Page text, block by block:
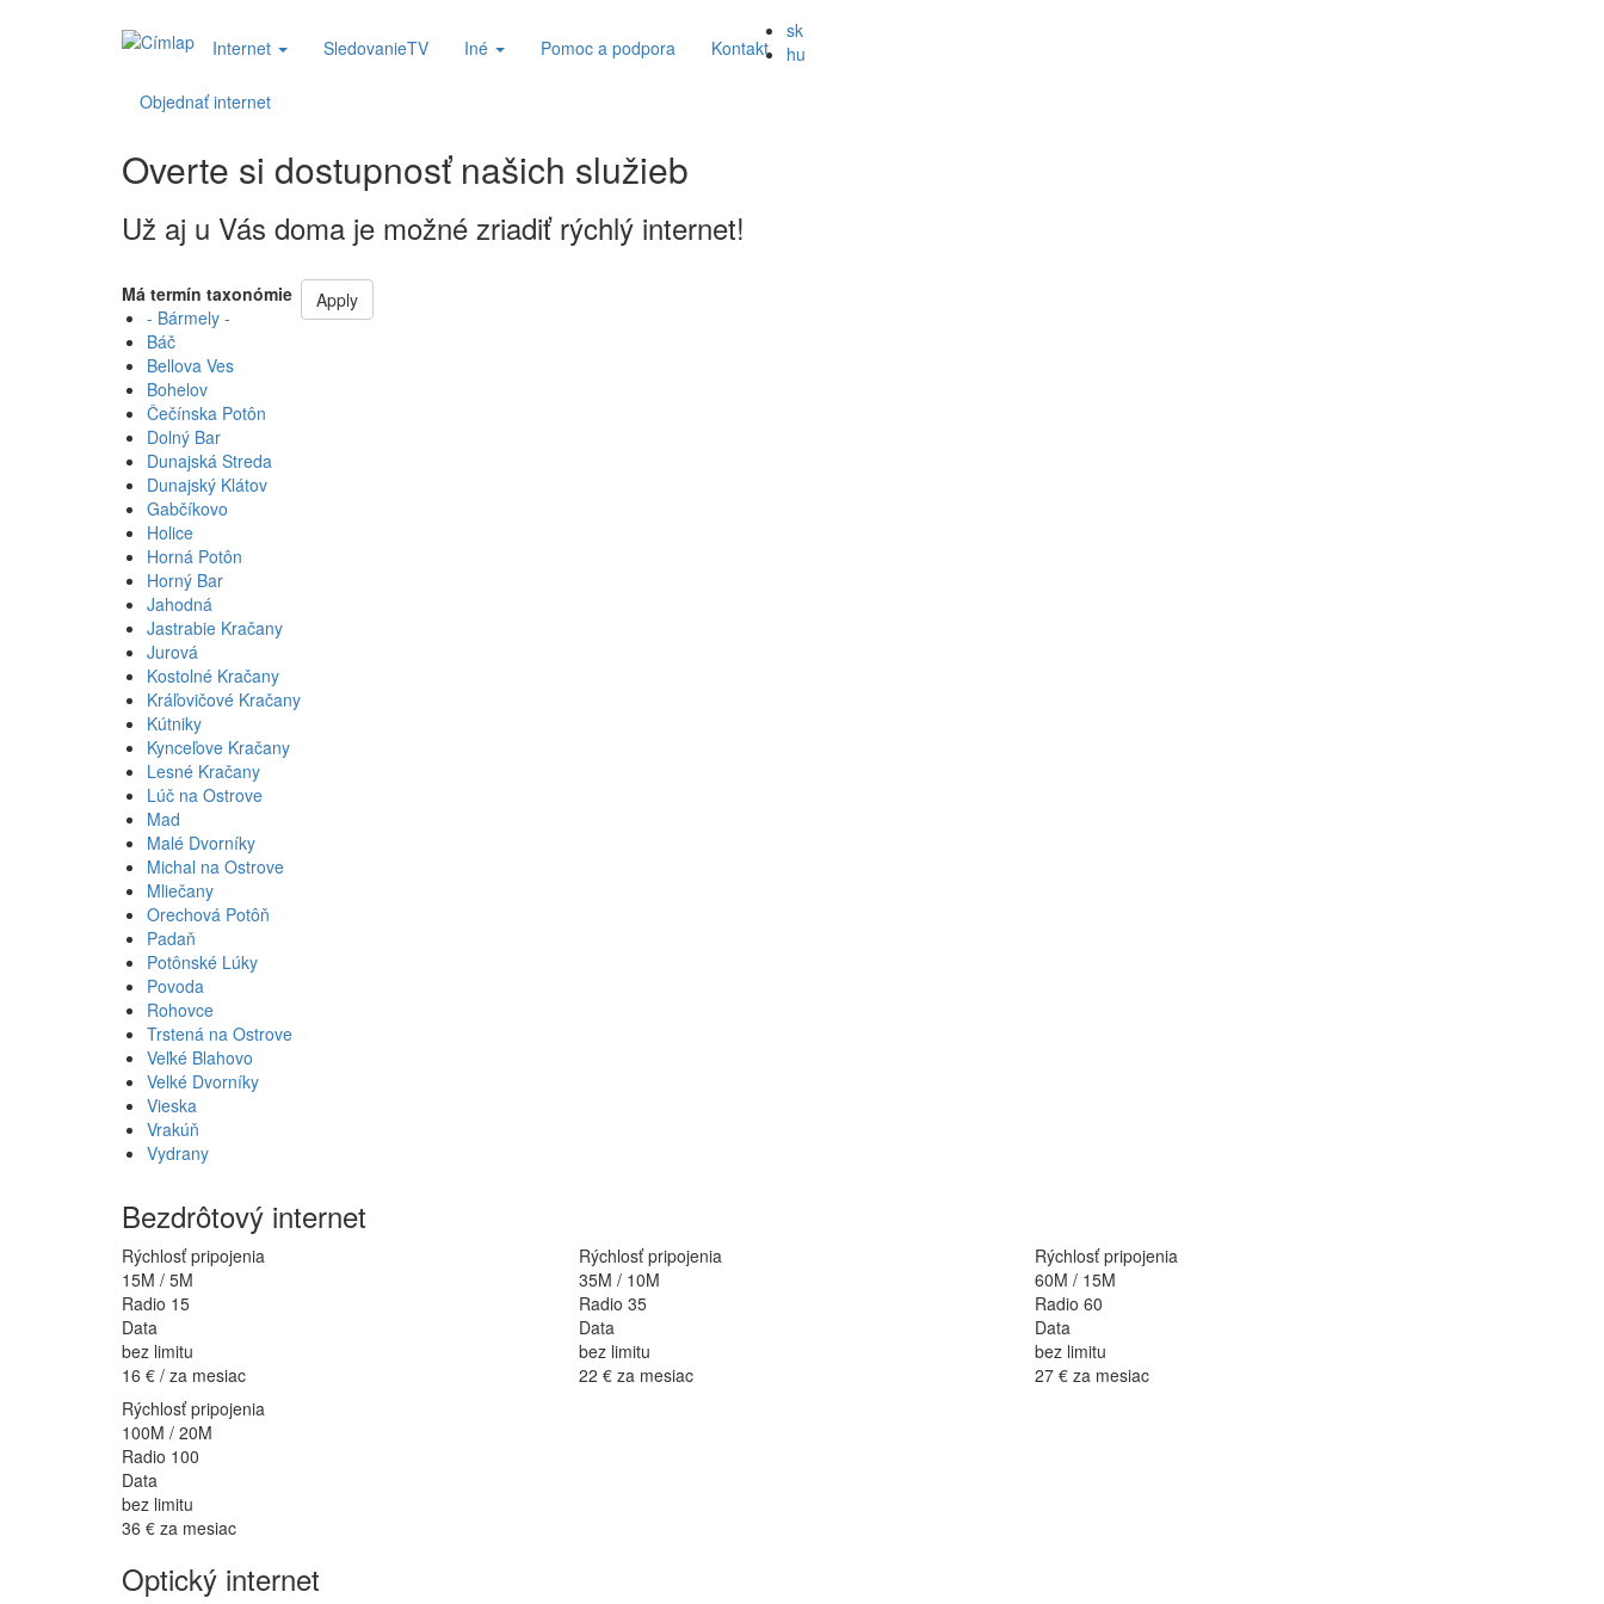
Main
navigation
Internet SledovanieTV Iné Pomoc a podpora Kontakt
sk
hu
Mam
Zaujem
Objednať internet
Overte si dostupnosť našich služieb
Už aj u Vás doma je možné zriadiť rýchlý internet!
Má termín taxonómie
- Bármely -
Báč
Bellova Ves
Bohelov
Čečínska Potôn
Dolný Bar
Dunajská Streda
Dunajský Klátov
Gabčíkovo
Holice
Horná Potôn
Horný Bar
Jahodná
Jastrabie Kračany
Jurová
Kostolné Kračany
Kráľovičové Kračany
Kútniky
Kynceľove Kračany
Lesné Kračany
Lúč na Ostrove
Mad
Malé Dvorníky
Michal na Ostrove
Mliečany
Orechová Potôň
Padaň
Potônské Lúky
Povoda
Rohovce
Trstená na Ostrove
Veľké Blahovo
Velké Dvorníky
Vieska
Vrakúň
Vydrany
Apply
Bezdrôtový internet
Rýchlosť pripojenia
15M / 5M
Radio 15
Data
bez limitu
16 € / za mesiac
Rýchlosť pripojenia
35M / 10M
Radio 35
Data
bez limitu
22 € za mesiac
Rýchlosť pripojenia
60M / 15M
Radio 60
Data
bez limitu
27 €za mesiac
Rýchlosť pripojenia
100M / 20M
Radio 100
Data
bez limitu
36 € za mesiac
Optický internet